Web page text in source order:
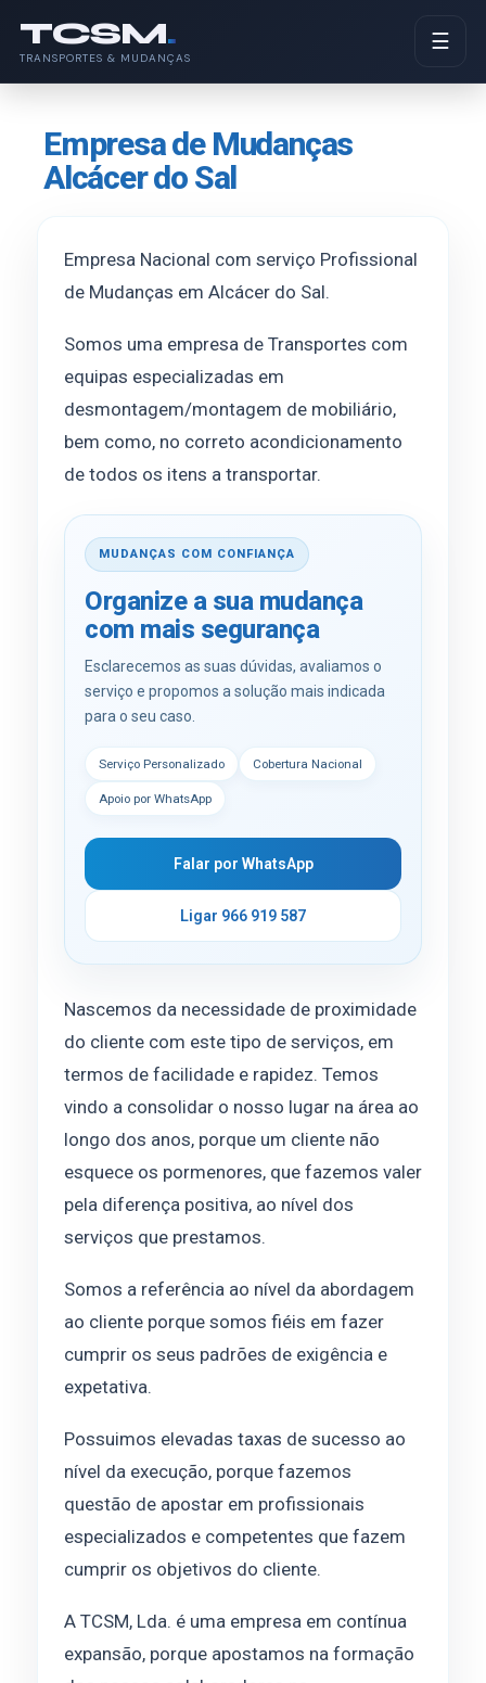
TCSM.
TRANSPORTES & MUDANÇAS
☰
Empresa de Mudanças
Alcácer do Sal
Empresa Nacional com serviço Profissional
de Mudanças em Alcácer do Sal.
Somos uma empresa de Transportes com
equipas especializadas em
desmontagem/montagem de mobiliário,
bem como, no correto acondicionamento
de todos os itens a transportar.
MUDANÇAS COM CONFIANÇA
Organize a sua mudança
com mais segurança
Esclarecemos as suas dúvidas, avaliamos o
serviço e propomos a solução mais indicada
para o seu caso.
Serviço Personalizado Cobertura Nacional
Apoio por WhatsApp
Falar por WhatsApp
Ligar 966 919 587
Nascemos da necessidade de proximidade
do cliente com este tipo de serviços, em
termos de facilidade e rapidez. Temos
vindo a consolidar o nosso lugar na área ao
longo dos anos, porque um cliente não
esquece os pormenores, que fazemos valer
pela diferença positiva, ao nível dos
serviços que prestamos.
Somos a referência ao nível da abordagem
ao cliente porque somos fiéis em fazer
cumprir os seus padrões de exigência e
expetativa.
Possuimos elevadas taxas de sucesso ao
nível da execução, porque fazemos
questão de apostar em profissionais
especializados e competentes que fazem
cumprir os objetivos do cliente.
A TCSM, Lda. é uma empresa em contínua
expansão, porque apostamos na formação